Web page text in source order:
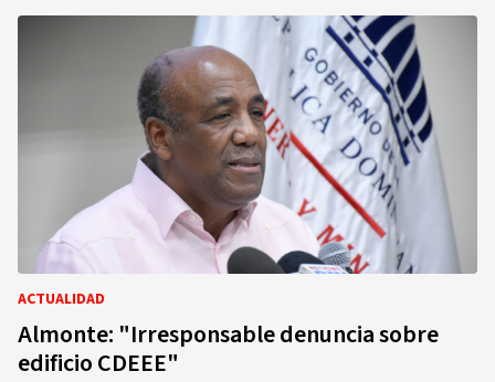
ACTUALIDAD
Almonte: "Irresponsable denuncia sobre
edificio CDEEE"